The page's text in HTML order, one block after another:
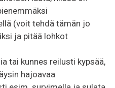
(voit tehdä tämän jo
ja pitää lohkot
tai kunnes reilusti kypsää,
hajoavaa